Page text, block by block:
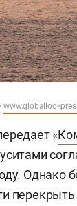
«
Однако